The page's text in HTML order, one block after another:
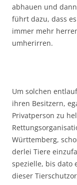
abhauen und
führt dazu, dass
immer mehr
umherirren.
Um solchen
ihren Besitzern,
Privatperson zu
Württemberg,
derlei Tiere
spezielle, bis dato
dieser